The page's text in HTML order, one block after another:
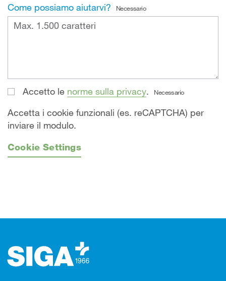
Come possiamo aiutarvi? Necessario
Accetto le norme sulla privacy. Necessario
Accetta i cookie funzionali (es. reCAPTCHA) per
inviare il modulo.
Cookie Settings